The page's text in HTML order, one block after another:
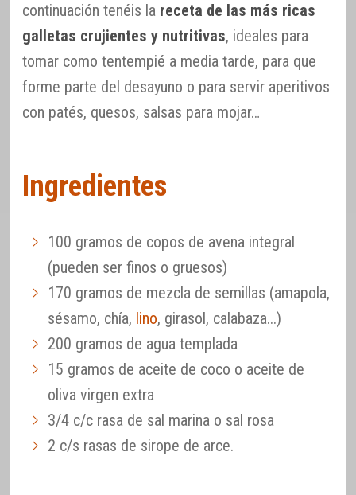
continuación tenéis la receta de las más ricas
galletas crujientes y nutritivas, ideales para
tomar como tentempié a media tarde, para que
forme parte del desayuno o para servir aperitivos
con patés, quesos, salsas para mojar…
Ingredientes
100 gramos de copos de avena integral
(pueden ser finos o gruesos)
170 gramos de mezcla de semillas (amapola,
sésamo, chía, lino, girasol, calabaza...)
200 gramos de agua templada
15 gramos de aceite de coco o aceite de
oliva virgen extra
3/4 c/c rasa de sal marina o sal rosa
2 c/s rasas de sirope de arce.